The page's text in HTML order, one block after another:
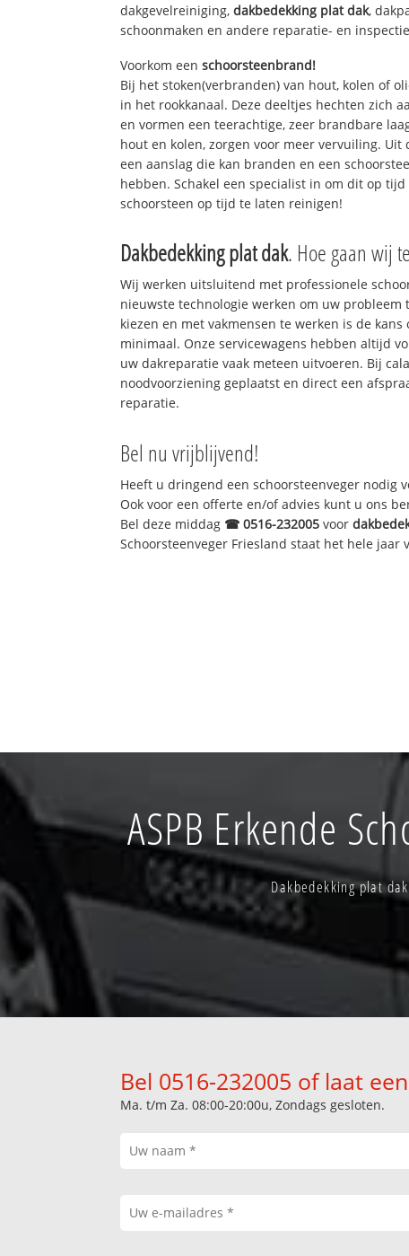
dakgevelreiniging,dakbedekking plat dak,
schoonmaken en andere reparatie- en
Voorkom eenschoorsteenbrand!
Bij het stoken(verbranden) van hout, kolen of
in het rookkanaal. Deze deeltjes hechten zich
en vormen een teerachtige, zeer brandbare
hout en kolen, zorgen voor meer vervuiling. Uit
een aanslag die kan branden en een
hebben. Schakel een specialist in om dit op
schoorsteen op tijd te laten reinigen!
Dakbedekking plat dak. Hoe gaan wij
Wij werken uitsluitend met professionele
nieuwste technologie werken om uw probleem
kiezen en met vakmensen te werken is de
minimaal. Onze servicewagens hebben altijd
uw dakreparatie vaak meteen uitvoeren. Bij
noodvoorziening geplaatst en direct een
reparatie.
Bel nu vrijblijvend!
Heeft u dringend een schoorsteenveger nodig
Ook voor een offerte en/of advies kunt u ons
Bel deze middag ☎0516-232005 voor
Schoorsteenveger Friesland staat het hele jaar
ASPB Erkende
Dakbedekking plat
Bel 0516-232005 of laat
Ma. t/m Za. 08:00-20:00u, Zondags gesloten.